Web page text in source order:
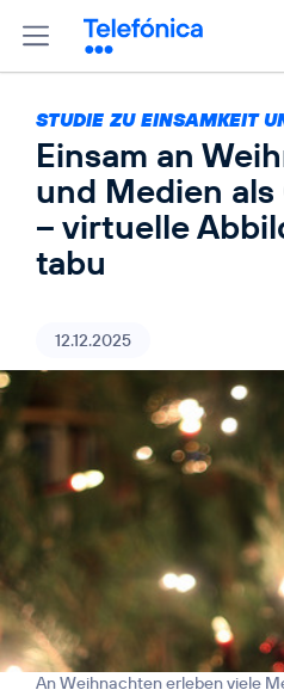
STUDIE ZU EINSAMKEIT
Einsam an
und Medien
– virtuelle
tabu
12.12.2025
An Weihnachten erleben viele